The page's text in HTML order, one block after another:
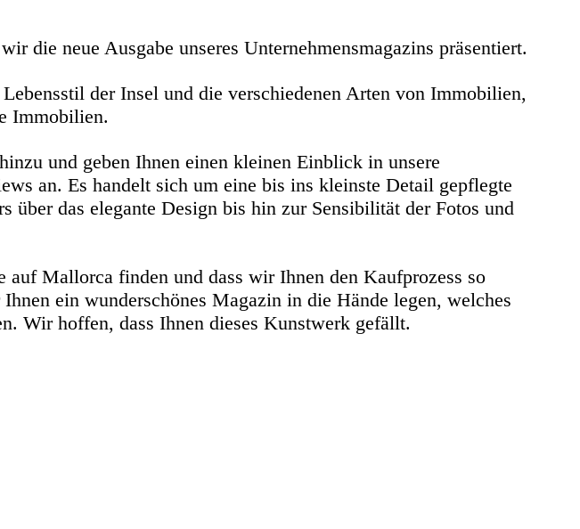
die neue Ausgabe unseres Unternehmensmagazins präsentiert.
der Insel und die verschiedenen Arten von Immobilien,
Immobilien.
und geben Ihnen einen kleinen Einblick in unsere
an. Es handelt sich um eine bis ins kleinste Detail gepflegte
über das elegante Design bis hin zur Sensibilität der Fotos und
auf Mallorca finden und dass wir Ihnen den Kaufprozess so
ein wunderschönes Magazin in die Hände legen, welches
Wir hoffen, dass Ihnen dieses Kunstwerk gefällt.